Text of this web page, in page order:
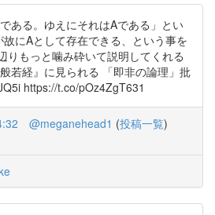
ある。ゆえにそれはAである」とい
にAとして存在できる、という事を
りもっと噛み砕いて説明してくれる
若経』に見られる 「即非の論理」批
https://t.co/pOz4ZgT631
@meganehead1 (投稿一覧)